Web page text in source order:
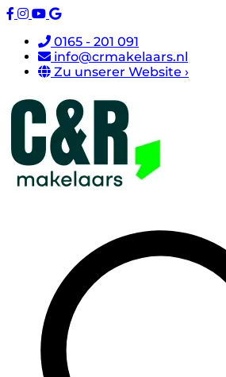
0165 - 201 091
info@crmakelaars.nl
Zu unserer Website ›